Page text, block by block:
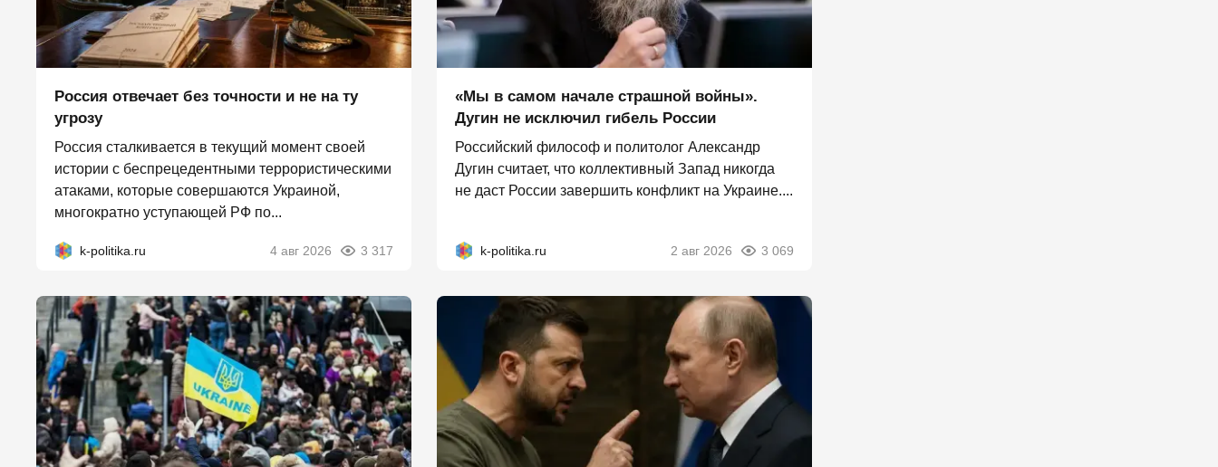
Россия отвечает без точности и не на ту
угрозу
Россия сталкивается в текущий момент своей
истории с беспрецедентными террористическими
атаками, которые совершаются Украиной,
многократно уступающей РФ по...
k-politika.ru 4 авг 2026 3 317
«Мы в самом начале страшной войны».
Дугин не исключил гибель России
Российский философ и политолог Александр
Дугин считает, что коллективный Запад никогда
не даст России завершить конфликт на Украине....
k-politika.ru 2 авг 2026 3 069